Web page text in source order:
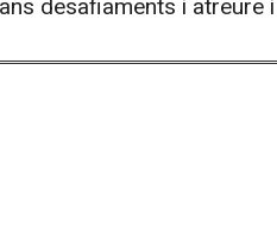
desafiaments i atreure